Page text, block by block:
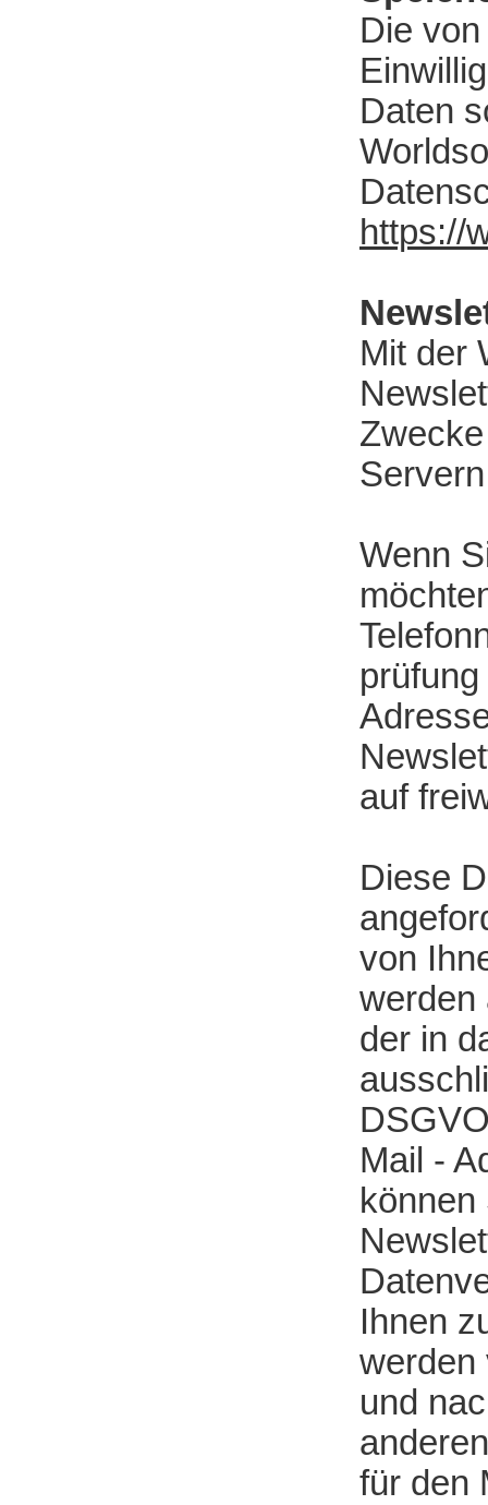
Die
Daten
https://
Mit der
Wenn
auf
Diese
von
werden
der in
Mail -
Ihnen
werden
und
für den